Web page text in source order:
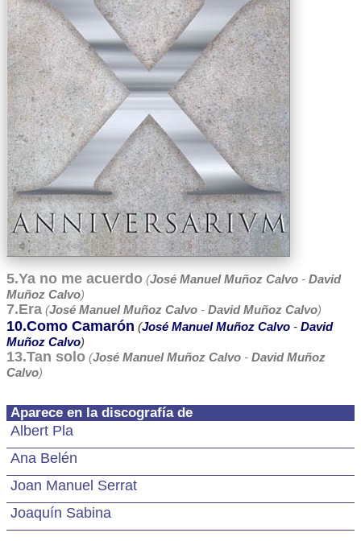
Aparece en la discografía de
Albert Pla
Ana Belén
Joan Manuel Serrat
Joaquín Sabina
5.Ya no me acuerdo (José Manuel Muñoz Calvo - David
Muñoz Calvo)
7.Era (José Manuel Muñoz Calvo - David Muñoz Calvo)
10.Como Camarón (José Manuel Muñoz Calvo - David
Muñoz Calvo)
13.Tan solo (José Manuel Muñoz Calvo - David Muñoz
Calvo)